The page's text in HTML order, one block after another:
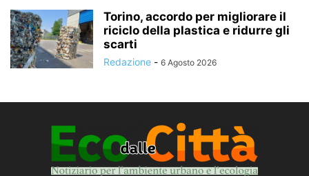
Torino, accordo per migliorare il
riciclo della plastica e ridurre gli
scarti
Redazione - 6 Agosto 2026